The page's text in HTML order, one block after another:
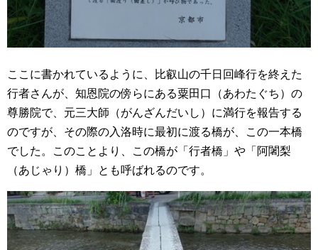
ここに書かれているように、比叡山の千日回峰行を終えた
行者さんが、知恩院の傍らにある粟田口（あわたぐち）の
尊勝院で、元三大師（がんざんだいし）に満行を報告する
のですが、その際の入洛時に最初に渡る橋が、この一本橋
でした。このことより、この橋が「行者橋」や「阿闍梨
（あじゃり）橋」とも呼ばれるのです。